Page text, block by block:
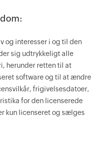
og interesser i og til den
sig udtrykkeligt alle
herunder retten til at
software og til at ændre
frigivelsesdatoer,
for den licenserede
kun licenseret og sælges